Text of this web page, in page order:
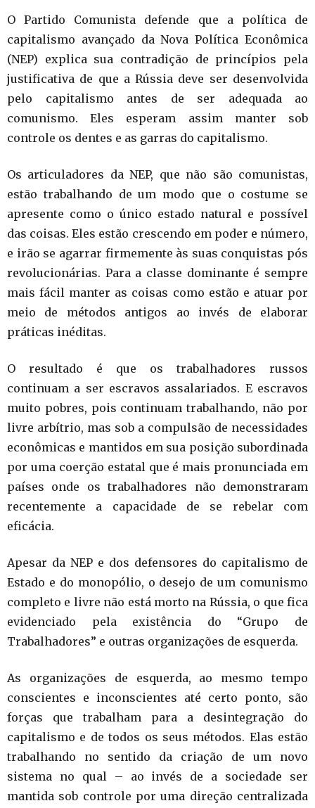
O Partido Comunista defende que a política de
capitalismo avançado da Nova Política Econômica
(NEP) explica sua contradição de princípios pela
justificativa de que a Rússia deve ser desenvolvida
pelo capitalismo antes de ser adequada ao
comunismo. Eles esperam assim manter sob
controle os dentes e as garras do capitalismo.
Os articuladores da NEP, que não são comunistas,
estão trabalhando de um modo que o costume se
apresente como o único estado natural e possível
das coisas. Eles estão crescendo em poder e número,
e irão se agarrar firmemente às suas conquistas pós
revolucionárias. Para a classe dominante é sempre
mais fácil manter as coisas como estão e atuar por
meio de métodos antigos ao invés de elaborar
práticas inéditas.
O resultado é que os trabalhadores russos
continuam a ser escravos assalariados. E escravos
muito pobres, pois continuam trabalhando, não por
livre arbítrio, mas sob a compulsão de necessidades
econômicas e mantidos em sua posição subordinada
por uma coerção estatal que é mais pronunciada em
países onde os trabalhadores não demonstraram
recentemente a capacidade de se rebelar com
eficácia.
Apesar da NEP e dos defensores do capitalismo de
Estado e do monopólio, o desejo de um comunismo
completo e livre não está morto na Rússia, o que fica
evidenciado pela existência do “Grupo de
Trabalhadores” e outras organizações de esquerda.
As organizações de esquerda, ao mesmo tempo
conscientes e inconscientes até certo ponto, são
forças que trabalham para a desintegração do
capitalismo e de todos os seus métodos. Elas estão
trabalhando no sentido da criação de um novo
sistema no qual – ao invés de a sociedade ser
mantida sob controle por uma direção centralizada